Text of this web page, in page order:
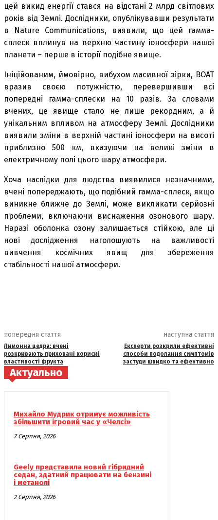
цей викид енергії стався на відстані 2 млрд світлових
років від Землі. Дослідники, опублікувавши результати
в Nature Communications, виявили, що цей гамма-
сплеск вплинув на верхню частину іоносфери нашої
планети – перше в історії подібне явище.
Ініційованим, ймовірно, вибухом масивної зірки, BOAT
вразив своєю потужністю, перевершивши всі
попередні гамма-сплески на 10 разів. За словами
вчених, це явище стало не лише рекордним, а й
унікальним впливом на атмосферу Землі. Дослідники
виявили зміни в верхній частині іоносфери на висоті
приблизно 500 км, вказуючи на великі зміни в
електричному полі цього шару атмосфери.
Хоча наслідки для людства виявилися незначними,
вчені попереджають, що подібний гамма-сплеск, якщо
виникне ближче до Землі, може викликати серйозні
проблеми, включаючи виснаження озонового шару.
Наразі оболонка озону залишається стійкою, але ці
нові дослідження наголошують на важливості
вивчення космічних явищ для збереження
стабільності нашої атмосфери.
попередня стаття
Лимонна цедра: вчені
розкривають приховані корисні
властивості фрукта
наступна стаття
Експерти розкрили ефективні
способи подолання симптомів
застуди швидко та ефективно
Актуально
Михайло Мудрик отримує можливість
збільшити ігровий час у «Челсі»
7 Серпня, 2026
Geely представила новий гібридний
седан, здатний працювати на бензині
і метанолі
2 Серпня, 2026